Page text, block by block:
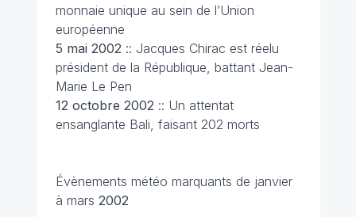
monnaie unique au sein de l’Union
européenne
5 mai 2002 :: Jacques Chirac est réelu
président de la République, battant Jean-
Marie Le Pen
12 octobre 2002 :: Un attentat
ensanglante Bali, faisant 202 morts
Évènements météo marquants de janvier
à mars 2002